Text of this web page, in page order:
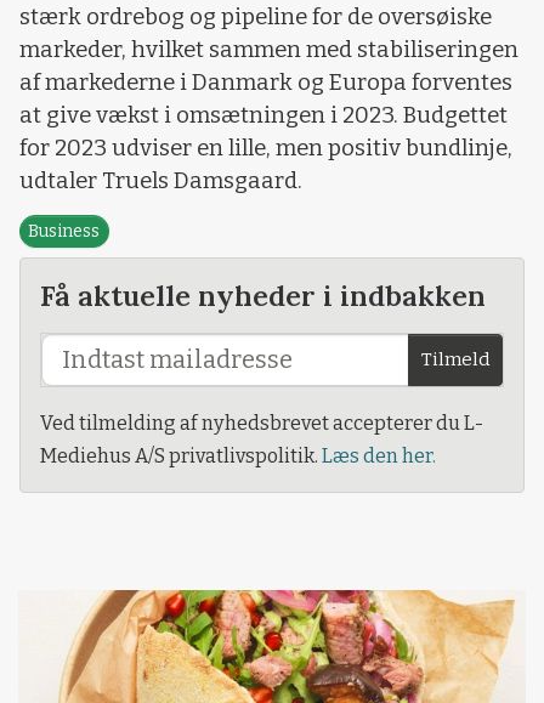
stærk ordrebog og pipeline for de oversøiske
markeder, hvilket sammen med stabiliseringen
af markederne i Danmark og Europa forventes
at give vækst i omsætningen i 2023. Budgettet
for 2023 udviser en lille, men positiv bundlinje,
udtaler Truels Damsgaard.
Business
Få aktuelle nyheder i indbakken
Tilmeld
Ved tilmelding af nyhedsbrevet accepterer du L-
Mediehus A/S privatlivspolitik. Læs den her.